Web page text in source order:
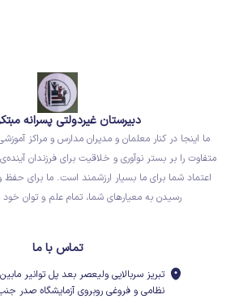
دبیرستان غیردولتی پسرانه
ما اینجا در کنار معلمان و مدیران مدارس و مراکز
متفاوت را بر بستر نوآوری و خلاقیت برای فرزندان
اعتماد شما برای ما بسیار ارزشمند است. ما برای حفظ و
رسیدن به معیارهای شما، تمام علم و توان خود
تماس با ما
تبریز سربالایی ولیعصر بعد پل توانیر
نظامی و فروغی روبروی آزمایشگاه صدر